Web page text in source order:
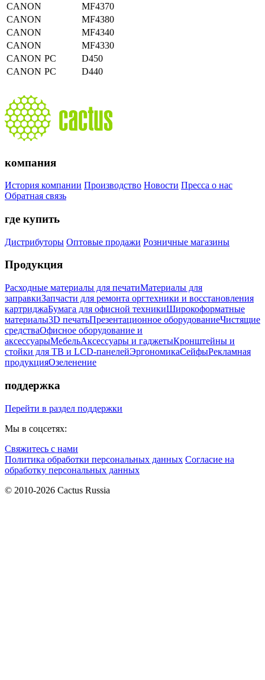
CANON
MF4370
CANON
MF4380
CANON
MF4340
CANON
MF4330
CANON PC
D450
CANON PC D440
компания
История компании Производство Новости Пресса о нас
Обратная связь
где купить
Дистрибуторы Оптовые продажи Розничные магазины
Продукция
Расходные материалы для печатиМатериалы для
заправкиЗапчасти для ремонта оргтехники и восстановления
картриджаБумага для офисной техникиШирокоформатные
материалы3D печатьПрезентационное оборудованиеЧистящие
средстваОфисное оборудование и
аксессуарыМебельАксессуары и гаджетыКронштейны и
стойки для ТВ и LCD-панелейЭргономикаСейфыРекламная
продукцияОзеленение
поддержка
Перейти в раздел поддержки
Мы в соцсетях:
Свяжитесь с нами
Политика обработки персональных данных Согласие на
обработку персональных данных
© 2010-2026 Cactus Russia